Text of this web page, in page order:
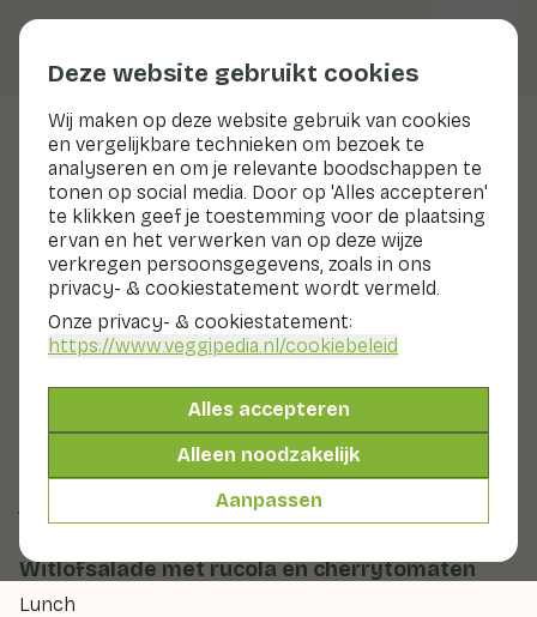
Deze website gebruikt cookies
Wij maken op deze website gebruik van cookies
en vergelijkbare technieken om bezoek te
analyseren en om je relevante boodschappen te
tonen op social media. Door op 'Alles accepteren'
te klikken geef je toestemming voor de plaatsing
ervan en het verwerken van op deze wijze
verkregen persoonsgegevens, zoals in ons
privacy- & cookiestatement wordt vermeld.
Onze privacy- & cookiestatement:
https://www.veggipedia.nl/cookiebeleid
Alles accepteren
Alleen noodzakelijk
Aanpassen
Veggiblogs
Witlof biedt jou een heerlijke
groenteboost
1 februari 2024
Bij onze buren is het deze week 'de week van het
Witloof', daarom zetten we in deze blog de witlof in de
schijnwerpers. Witlof wordt ook wel Brussels lof
genoemd. Er zijn tal van manieren om witlof te eten:
rauw als sla, gestoomd, gesmoord en zelf als soep. De
meest geliefde bereiding is toch wel het traditionele
‘hamrolletje’ met kaassaus, maar in deze blog laten we
jou zien wat je nog meer kan met witlof.
Witlofsalade met rucola en cherrytomaten
Lunch